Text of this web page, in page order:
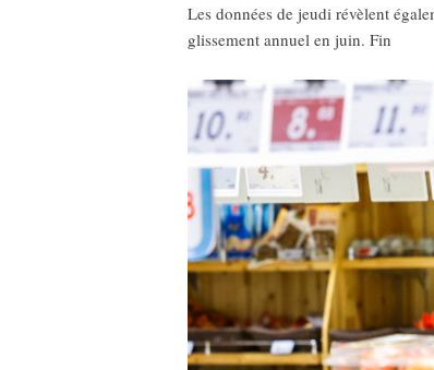
Les données de jeudi révèlent
glissement annuel en juin. Fin